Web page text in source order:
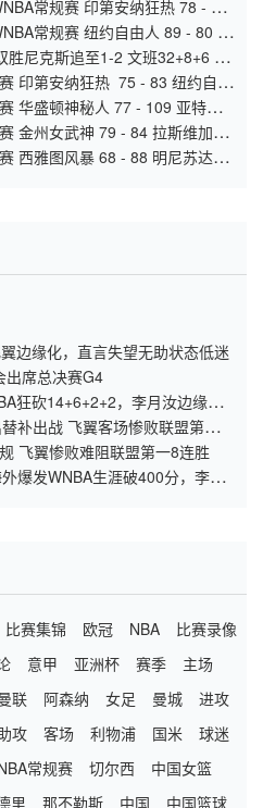
常规赛 印第安纳狂热 78 - 76
常规赛 纽约自由人 89 - 80 康
尼克斯追至1-2 文班32+8+6 大
印第安纳狂热 75 - 83 纽约自由
华盛顿神秘人 77 - 109 亚特兰
金州女武神 79 - 84 拉斯维加斯
西雅图风暴 68 - 88 明尼苏达山
边缘化，直言失望无助状态低迷
出席总决赛G4
狂砍14+6+2+2，李月汝边缘
补出战 飞翼客场惨败联盟第一山
飞翼惨败难阻联盟第一8连胜
爆发WNBA生涯破400分，李梦
比赛集锦 欧冠 NBA
比赛录像
意甲 亚洲杯 赛季
主场
联 阿森纳 女足 曼城
进攻
攻 客场 利物浦 国米
球迷
常规赛 切尔西
中国女篮
里 那不勒斯 中国 中国篮球